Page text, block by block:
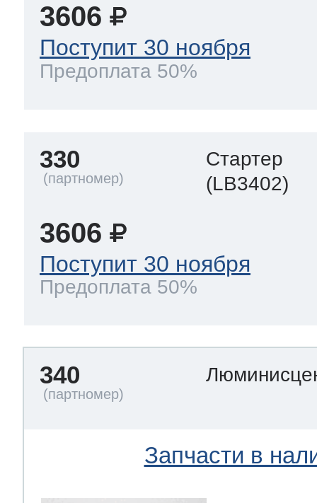
3606
Поступит 30 ноября
Предоплата 50%
330
Стартер
(LB3402)
3606
Поступит 30 ноября
Предоплата 50%
340
Запчасти в